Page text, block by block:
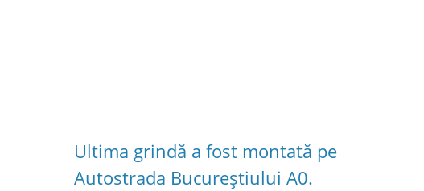
Ultima grindă a fost montată pe
Autostrada Bucureștiului A0.